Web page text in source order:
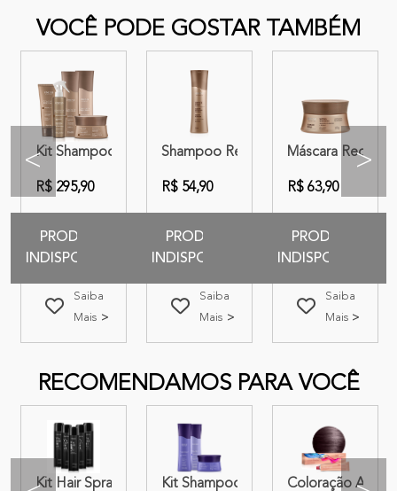
VOCÊ PODE GOSTAR TAMBÉM
<
180g
Expertise Complete Repair 250ml
Condicionador + Máscara | Amend Expertise Complete Repair
Kit Shampoo + Condicionador + Máscara + Queratina
R$ 295,90
INDISPONIVEL
Saiba
Mais
Shampoo Reconstrutor Amend
R$ 54,90
INDISPONIVEL
Saiba
Mais
Máscara
R$ 63,90
INDISPONIVEL
Saiba
Mais
>
RECOMENDAMOS PARA VOCÊ
Specialist Blonde
Vermelho Amora 50g
Máscara + Creme de Pentear | Amend Expertise Pós
Kit Hair Spray Amend Valorize Ultraforte 400ML | 5
Kit Shampoo + Condicionador +
Coloração